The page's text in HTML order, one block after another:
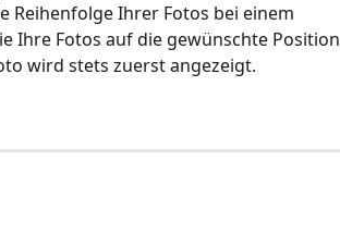
Reihenfolge Ihrer Fotos bei einem
Ihre Fotos auf die gewünschte Position
wird stets zuerst angezeigt.